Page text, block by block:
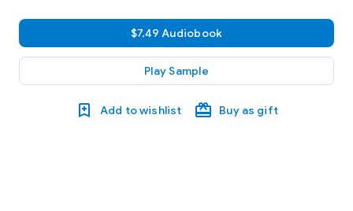
$7.49 Audiobook
Play Sample
Add to wishlist Buy as gift